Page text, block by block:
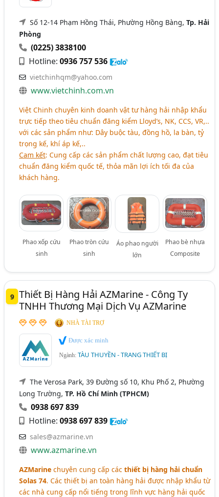
Số 12-14 Phạm Hồng Thái, Phường Hồng Bàng,Tp. Hải
Phòng
(0225) 3838100
Hotline:0936 757 536
vietchinhqm@yahoo.com
www.vietchinh.com.vn
Việt Chinh chuyên kinh doanh vật tư hàng hải nhập khẩu
trực tiếp theo tiêu chuẩn đăng kiểm Lloyd’s, NK, CCS, VR,..
với các sản phẩm như: Dây buộc tàu, đồng hồ, la bàn, tỷ
trọng kế, khí áp kế,..
Cam kết: Cung cấp các sản phẩm chất lượng cao, đạt tiêu
chuẩn đăng kiểm quốc tế, thỏa mãn lợi ích tối đa của
khách hàng.
Phao xốp cứu
sinh
Phao tròn cứu
sinh
Áo phao người
lớn
Phao bè nhựa
Composite
9 Thiết Bị Hàng Hải AZMarine - Công Ty
TNHH Thương Mại Dịch Vụ AZMarine
NHÀ TÀI TRỢ
Được xác minh
Ngành:TÀU THUYỀN - TRANG THIẾT BỊ
The Verosa Park, 39 Đường số 10, Khu Phố 2, Phường
Long Trường,TP. Hồ Chí Minh (TPHCM)
0938 697 839
Hotline:0938 697 839
sales@azmarine.vn
www.azmarine.vn
AZMarine chuyên cung cấp cácthiết bị hàng hải chuẩn
Solas 74. Các thiết bị an toàn hàng hải được nhập khẩu từ
các nhà cung cấp nổi tiếng trong lĩnh vực hàng hải quốc